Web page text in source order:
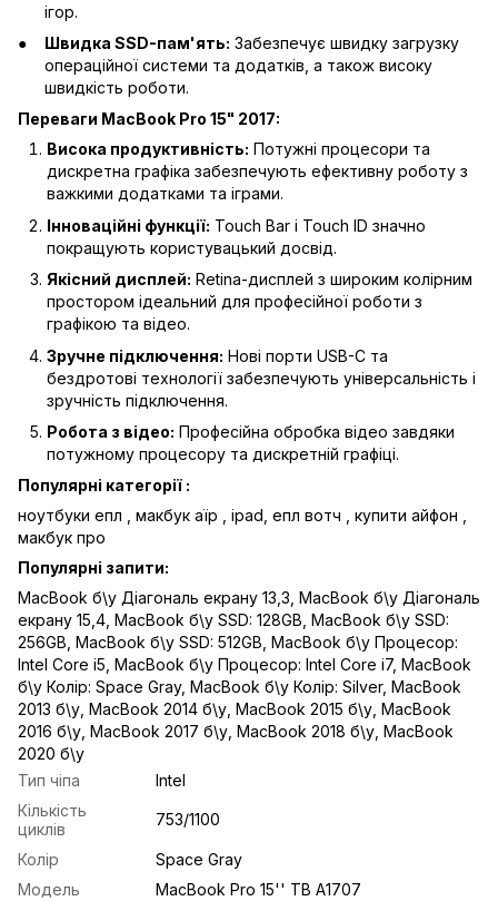
ігор.
Швидка SSD-пам'ять: Забезпечує швидку загрузку
операційної системи та додатків, а також високу
швидкість роботи.
Переваги MacBook Pro 15" 2017:
Висока продуктивність: Потужні процесори та
дискретна графіка забезпечують ефективну роботу з
важкими додатками та іграми.
Інноваційні функції: Touch Bar і Touch ID значно
покращують користувацький досвід.
Якісний дисплей: Retina-дисплей з широким колірним
простором ідеальний для професійної роботи з
графікою та відео.
Зручне підключення: Нові порти USB-C та
бездротові технології забезпечують універсальність і
зручність підключення.
Робота з відео: Професійна обробка відео завдяки
потужному процесору та дискретній графіці.
Популярні категорії :
ноутбуки епл
макбук аїр ipad епл вотч купити айфон
макбук про
Популярні запити:
MacBook б\у Діагональ екрану 13,3 MacBook б\у Діагональ
екрану 15,4 MacBook б\у SSD: 128GB MacBook б\у SSD:
256GB MacBook б\у SSD: 512GB MacBook б\у Процесор:
Intel Core i5 MacBook б\у Процесор: Intel Core i7, MacBook
б\у Колір: Space Gray, MacBook б\у Колір: Silver, MacBook
2013 б\у MacBook 2014 б\у MacBook 2015 б\у MacBook
2016 б\у MacBook 2017 б\у MacBook 2018 б\у MacBook
2020 б\у
Тип чіпа
Intel
Кількість
циклів
753/1100
Колір
Space Gray
Модель
MacBook Pro 15'' TB A1707